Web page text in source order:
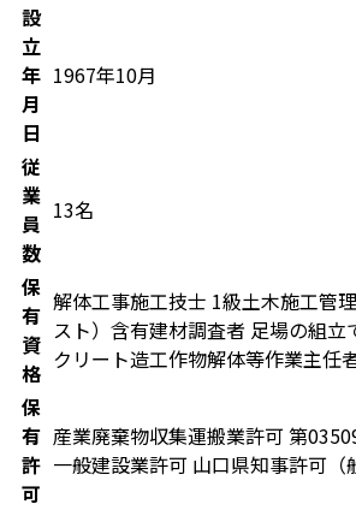
設
立
年
月
日
1967年10月
従
業
員
数
13名
保
有
資
格
解体工事施工技士 1級土木施工管
スト）含有建材調査者 足場の組立
クリート造工作物解体等作業主任
保
有
許
可
産業廃棄物収集運搬業許可第
一般建設業許可 山口県知事許可